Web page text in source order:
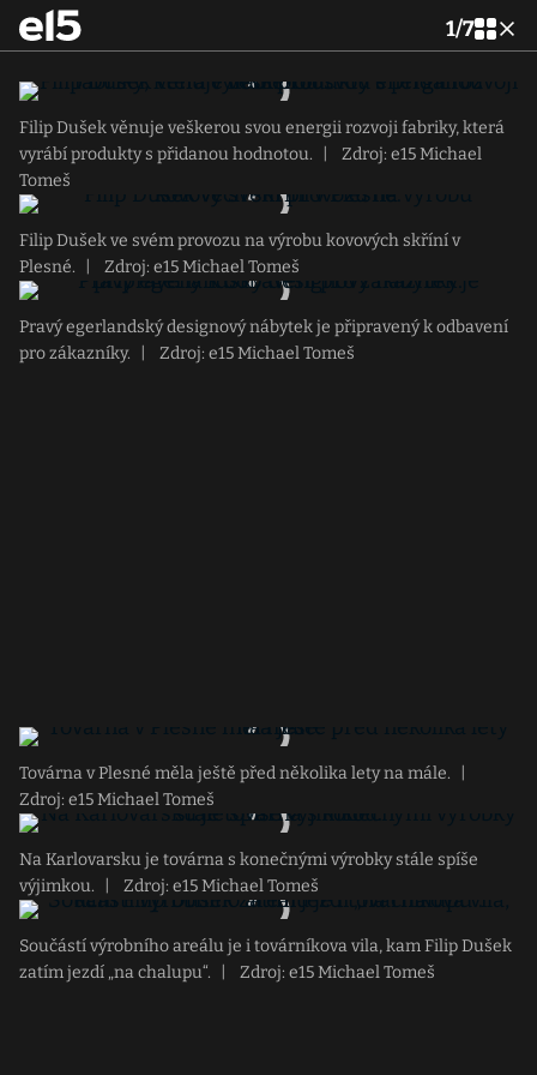
1/7
Filip Dušek věnuje veškerou svou energii rozvoji fabriky, která
vyrábí produkty s přidanou hodnotou.
Zdroj: e15 Michael
Tomeš
Filip Dušek ve svém provozu na výrobu kovových skříní v
Plesné.
Zdroj: e15 Michael Tomeš
Pravý egerlandský designový nábytek je připravený k odbavení
pro zákazníky.
Zdroj: e15 Michael Tomeš
Továrna v Plesné měla ještě před několika lety na mále.
Zdroj: e15 Michael Tomeš
Na Karlovarsku je továrna s konečnými výrobky stále spíše
výjimkou.
Zdroj: e15 Michael Tomeš
Součástí výrobního areálu je i továrníkova vila, kam Filip Dušek
zatím jezdí „na chalupu“.
Zdroj: e15 Michael Tomeš